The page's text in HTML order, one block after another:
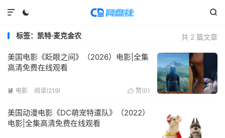
 

共 2 篇文章
标签：凯特·麦克金农
美国电影《眨眼之间》（2026）电影|全集
高清免费在线观看
 赞(0)
 电影 阅读(219)
美国动漫电影《DC萌宠特遣队》（2022）
电影|全集高清免费在线观看